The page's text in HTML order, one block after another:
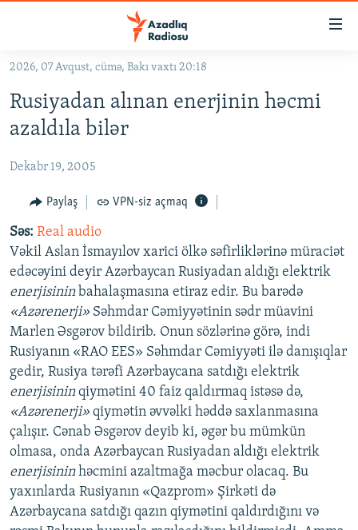
Əsas
qayıt
Əsas
qayıt
#İZAHLA
#ƏSLINDƏ
FƏRQƏ BAX
QANUNI DOĞRU
ARAŞDIRMA
MULTIMEDIA
VIDEO
FOTOQALEREYA
İNFOQRAFIKA
KARIKATURA
RADIO ARXIV
OXU ZALI
AZƏRBAYCAN ƏDƏBIYYATI KITABXANASI
İSLAM VƏ DEMOKRATIYA
İZ - MƏDƏNIYYƏT PROQRAMI
HAQQIMIZDA
MISSIYAMIZ
PEŞƏ ETIKASI VƏ JURNALISTIKA STANDARTLARIMIZ
MATERIALLARIMIZDAN ISTIFADƏ
AZADLIQRADIOSU MOBIL TELEFONUNUZDA
BIZIMLƏ ƏLAQƏ
XƏBƏR BÜLLETENLƏRIMIZ
BIZI IZLƏ
RFE/RL-in bütün saytları
2026, 07 Avqust, cümə, Bakı vaxtı 20:18
Rusiyadan alınan enerjinin həcmi
azaldıla bilər
Dekabr 19, 2005
Paylaş VPN-siz açmaq
Səs: Real audio
Vəkil Aslan İsmayılov xarici ölkə səfirliklərinə müraciət
edəcəyini deyir Azərbaycan Rusiyadan aldığı elektrik
enerjisininbahalaşmasına etiraz edir. Bu barədə
«Azərenerji» Səhmdar Cəmiyyətinin sədr müavini
Marlen Əsgərov bildirib. Onun sözlərinə görə, indi
Rusiyanın «RAO EES» Səhmdar Cəmiyyəti ilə danışıqlar
gedir, Rusiya tərəfi Azərbaycana satdığı elektrik
enerjisininqiymətini 40 faiz qaldırmaq istəsə də,
«Azərenerji» qiymətin əvvəlki həddə saxlanmasına
çalışır. Cənab Əsgərov deyib ki, əgər bu mümkün
olmasa, onda Azərbaycan Rusiyadan aldığı elektrik
enerjisininhəcmini azaltmağa məcbur olacaq. Bu
yaxınlarda Rusiyanın «Qazprom» Şirkəti də
Azərbaycana satdığı qazın qiymətini qaldırdığını və